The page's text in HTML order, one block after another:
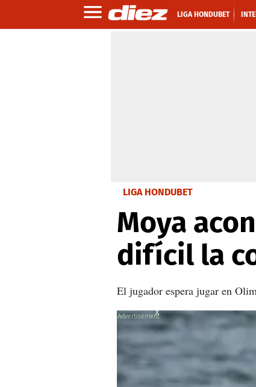
LIGA HONDUBET
LIGA HONDUBET
Moya
difícil la
El jugador espera jugar en
X
X
X